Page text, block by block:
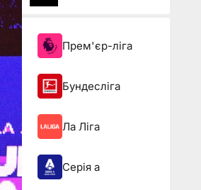
Прем'єр-ліга
Бундесліга
Ла Ліга
Серія а